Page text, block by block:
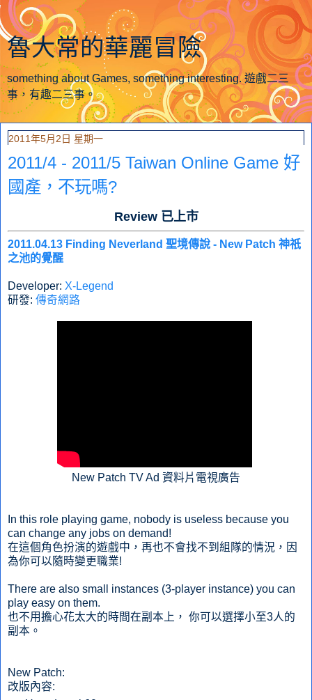
魯大常的華麗冒險
something about Games, something interesting. 遊戲二三
事，有趣二三事。
2011年5月2日 星期一
2011/4 - 2011/5 Taiwan Online Game 好
國產，不玩嗎?
Review 已上市
2011.04.13 Finding Neverland 聖境傳說 - New Patch 神祇
之池的覺醒
Developer: X-Legend
研發: 傳奇網路
New Patch TV Ad 資料片電視廣告
In this role playing game, nobody is useless because you
can change any jobs on demand!
在這個角色扮演的遊戲中，再也不會找不到組隊的情況，因
為你可以隨時變更職業!
There are also small instances (3-player instance) you can
play easy on them.
也不用擔心花太大的時間在副本上， 你可以選擇小至3人的
副本。
New Patch:
改版內容: